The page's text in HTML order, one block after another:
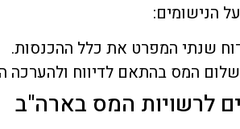
הנישומים:
שנתי המפרט את כלל ההכנסות.
המס בהתאם לדיווח ולהערכה
לרשויות המס בארה"ב